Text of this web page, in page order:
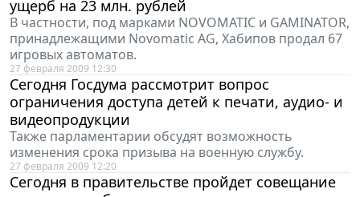
ущерб на 23 млн. рублей
В частности, под марками NOVOMATIC и GAMINATOR,
принадлежащими Novomatic AG, Хабипов продал 67
игровых автоматов.
27 февраля 2009 12:30
Сегодня Госдума рассмотрит вопрос
ограничения доступа детей к печати, аудио- и
видеопродукции
Также парламентарии обсудят возможность
изменения срока призыва на военную службу.
27 февраля 2009 12:20
Сегодня в правительстве пройдет совещание